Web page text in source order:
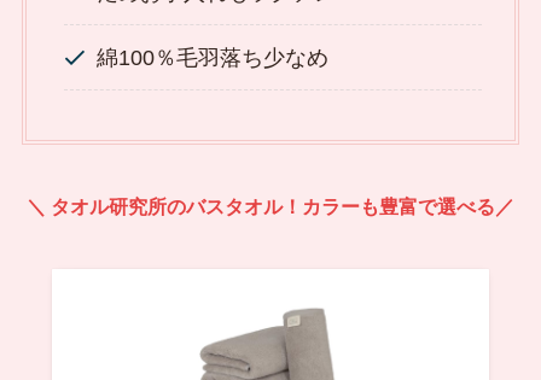
綿100％毛羽落ち少なめ
＼ タオル研究所のバスタオル！カラーも豊富で選べる／